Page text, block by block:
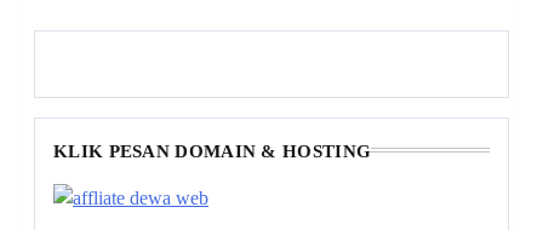
KLIK PESAN DOMAIN & HOSTING